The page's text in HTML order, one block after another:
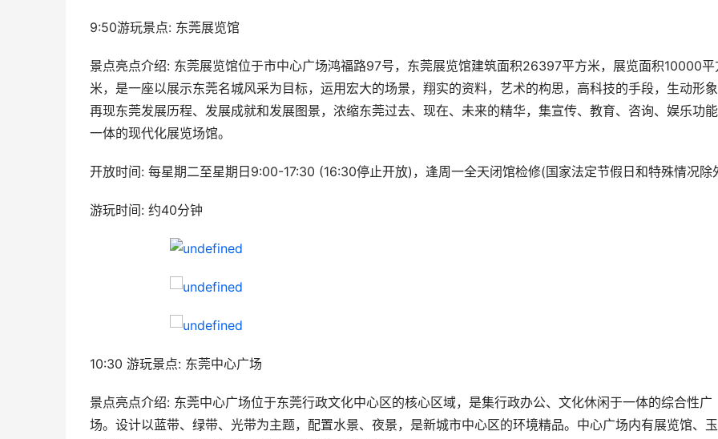
9:50游玩景点: 东莞展览馆
景点亮点介绍: 东莞展览馆位于市中心广场鸿福路97号，东莞展览馆建筑面积26397平方米，展览面积10000平
米，是一座以展示东莞名城风采为目标，运用宏大的场景，翔实的资料，艺术的构思，高科技的手段，生动形
再现东莞发展历程、发展成就和发展图景，浓缩东莞过去、现在、未来的精华，集宣传、教育、咨询、娱乐功
一体的现代化展览场馆。
开放时间: 每星期二至星期日9:00-17:30 (16:30停止开放)，逢周一全天闭馆检修(国家法定节假日和特殊情况除
游玩时间: 约40分钟
10:30 游玩景点: 东莞中心广场
景点亮点介绍: 东莞中心广场位于东莞行政文化中心区的核心区域，是集行政办公、文化休闲于一体的综合性广
场。设计以蓝带、绿带、光带为主题，配置水景、夜景，是新城市中心区的环境精品。中心广场内有展览馆、